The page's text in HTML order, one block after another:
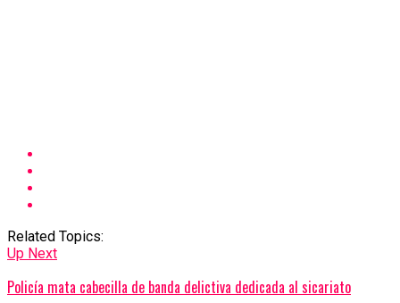
Related Topics:
Up Next
Policía mata cabecilla de banda delictiva dedicada al sicariato